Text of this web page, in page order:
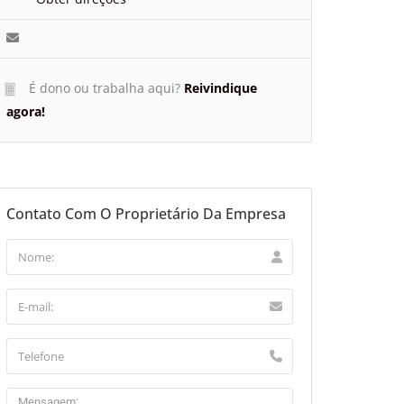
É dono ou trabalha aqui? Reivindique
agora!
Contato Com O Proprietário Da Empresa